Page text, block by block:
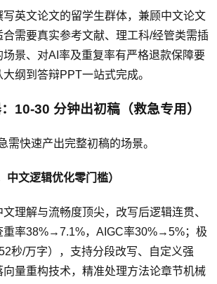
写英文论文的留学生群体，兼顾中文论文
合需要真实参考文献、理工科/经管类需插
场景、对AI率及重复率有严格退款保障要
纲到答辩PPT一站式完成。
10-30 分钟出初稿（救急专用）
需快速产出完整初稿的场景。
中文逻辑优化零门槛）
文理解与流畅度顶尖，改写后逻辑连贯、
重率38%→7.1%，AIGC率30%→5%；极
秒/万字），支持分段改写、自定义强
向量重构技术，精准处理方法论章节机械